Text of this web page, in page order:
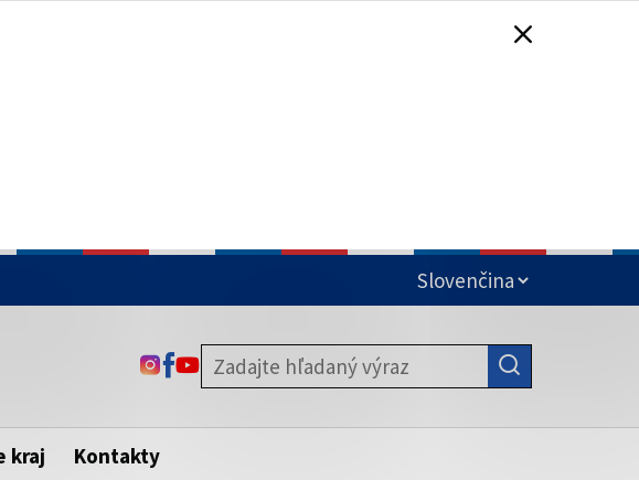
je zabezpečená
webovú stránku. Zabezpečená stránka vždy začína
názvom domény webového sídla.
ODKAZ SA OTVORÍ NA NOVEJ KARTE
ODKAZ SA OTVORÍ NA NOVEJ KARTE
ODKAZ SA OTVORÍ NA NOVEJ KARTE
kraj Kontakty